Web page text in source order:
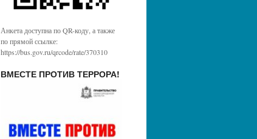
Анкета доступна по QR-коду, а также
по прямой ссылке:
https://bus.gov.ru/qrcode/rate/370310
ВМЕСТЕ ПРОТИВ ТЕРРОРА!